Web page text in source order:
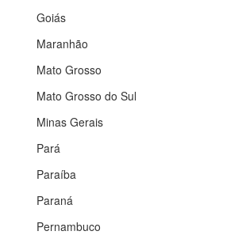
Goiás
Maranhão
Mato Grosso
Mato Grosso do Sul
Minas Gerais
Pará
Paraíba
Paraná
Pernambuco